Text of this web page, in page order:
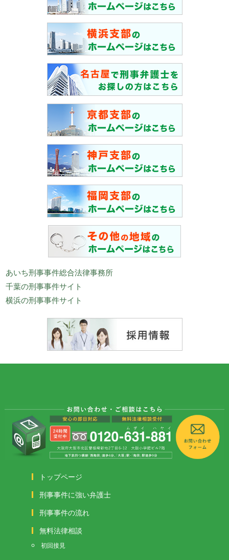
あいち刑事事件総合法律事務所
千葉の刑事事件サイト
横浜の刑事事件サイト
トップページ
刑事事件に強い弁護士
刑事事件の流れ
無料法律相談
初回接見